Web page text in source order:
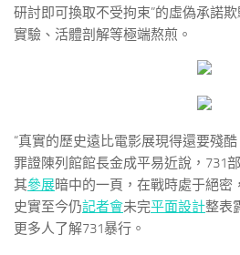
研討即可換取不受拘束”的虛偽承諾
實驗、活體剖解等極端熬煎。
“真實的歷史遠比電影展現得還要殘
罪證陳列館館長金成平易近說，731
其參展暗中的一頁，在戰時處于絕密
史實至今仍記者會未完平面設計整表
更多人了解731暴行。